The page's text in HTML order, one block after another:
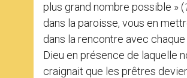
plus grand nombre possible » (
dans la paroisse, vous en
dans la rencontre avec
Dieu en présence de laquelle
craignait que les prêtres